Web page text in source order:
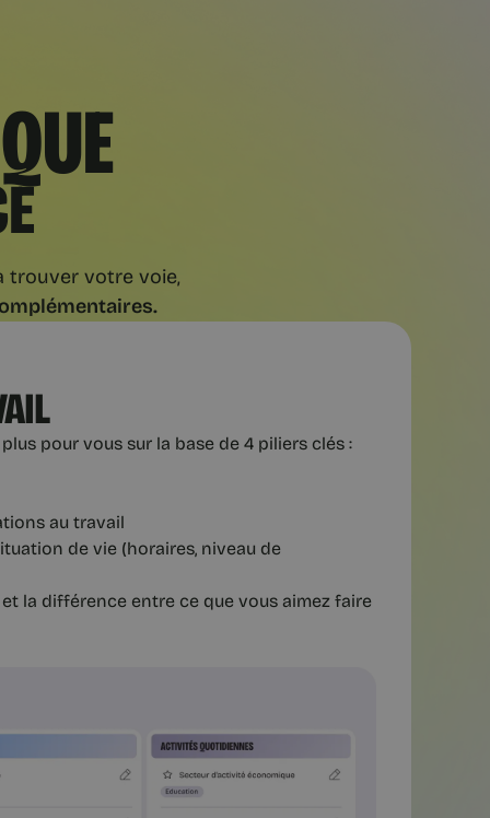
trouver votre voie,
pour vous sur la base de 4 piliers clés :
au travail
de vie (horaires, niveau de
la différence entre ce que vous aimez faire